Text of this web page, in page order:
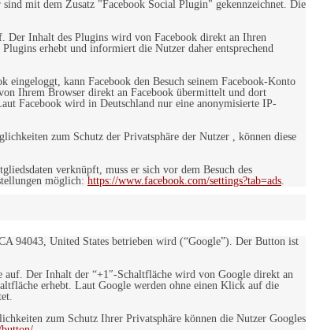
mit dem Zusatz "Facebook Social Plugin" gekennzeichnet. Die
Der Inhalt des Plugins wird von Facebook direkt an Ihren
erhebt und informiert die Nutzer daher entsprechend
kann Facebook den Besuch seinem Facebook-Konto
Ihrem Browser direkt an Facebook übermittelt und dort
Facebook wird in Deutschland nur eine anonymisierte IP-
zum Schutz der Privatsphäre der Nutzer , können diese
verknüpft, muss er sich vor dem Besuch des
möglich: https://www.facebook.com/settings?tab=ads.
94043, United States betrieben wird (“Google”). Der Button ist
auf. Der Inhalt der “+1″-Schaltfläche wird von Google direkt an
erhebt. Laut Google werden ohne einen Klick auf die
zum Schutz Ihrer Privatsphäre können die Nutzer Googles